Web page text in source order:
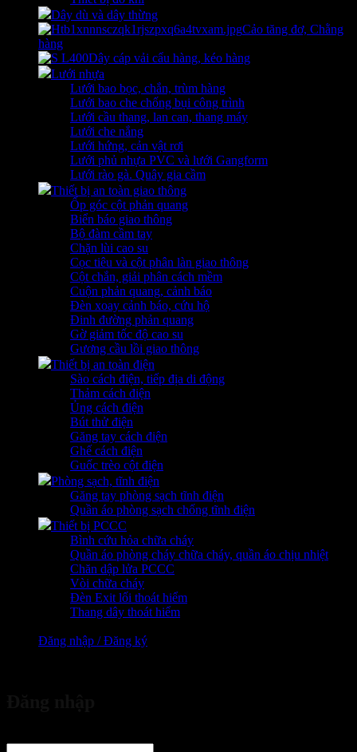
Dây dù và dây thừng
Cảo tăng đơ, Chằng
hàng
Dây cáp vải cẩu hàng, kéo hàng
Lưới nhựa
Lưới bao bọc, chắn, trùm hàng
Lưới bao che chống bụi công trình
Lưới cầu thang, lan can, thang máy
Lưới che nắng
Lưới hứng, cản vật rơi
Lưới phủ nhựa PVC và lưới Gangform
Lưới rào gà. Quây gia cầm
Thiết bị an toàn giao thông
Ốp góc cột phản quang
Biển báo giao thông
Bộ đàm cầm tay
Chặn lùi cao su
Cọc tiêu và cột phân làn giao thông
Cột chắn, giải phân cách mềm
Cuộn phản quang, cảnh báo
Đèn xoay cảnh báo, cứu hộ
Đinh đường phản quang
Gờ giảm tốc độ cao su
Gương cầu lồi giao thông
Thiết bị an toàn điện
Sào cách điện, tiếp địa di động
Thảm cách điện
Ủng cách điện
Bút thử điện
Găng tay cách điện
Ghế cách điện
Guốc trèo cột điện
Phòng sạch, tĩnh điện
Găng tay phòng sạch tĩnh điện
Quần áo phòng sạch chống tĩnh điện
Thiết bị PCCC
Bình cứu hỏa chữa cháy
Quần áo phòng cháy chữa cháy, quần áo chịu nhiệt
Chăn dập lửa PCCC
Vòi chữa cháy
Đèn Exit lối thoát hiểm
Thang dây thoát hiểm
Đăng nhập / Đăng ký